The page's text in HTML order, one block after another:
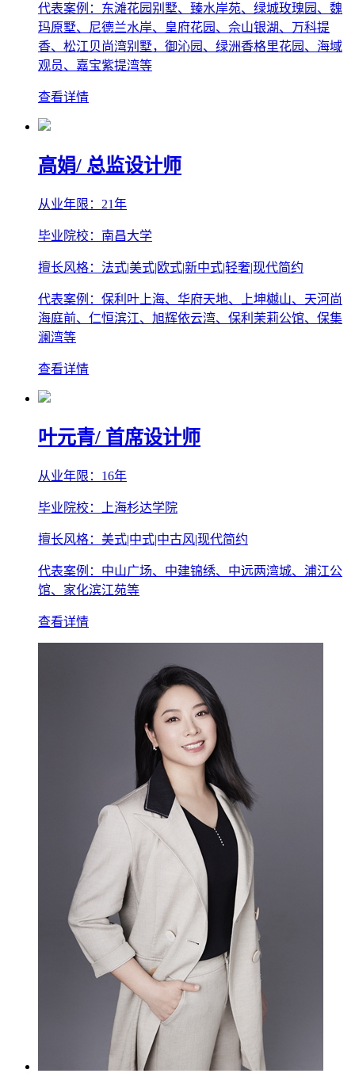
代表案例：东滩花园别墅、臻水岸苑、绿城玫瑰园、魏
玛原墅、尼德兰水岸、皇府花园、佘山银湖、万科提
香、松江贝尚湾别墅，御沁园、绿洲香格里花园、海域
观员、嘉宝紫提湾等
查看详情
高娟/ 总监设计师
从业年限：21年
毕业院校：南昌大学
擅长风格：法式|美式|欧式|新中式|轻奢|现代简约
代表案例：保利叶上海、华府天地、上坤樾山、天河尚
海庭前、仁恒滨江、旭辉依云湾、保利茉莉公馆、保集
澜湾等
查看详情
叶元青/ 首席设计师
从业年限：16年
毕业院校：上海杉达学院
擅长风格：美式|中式|中古风|现代简约
代表案例：中山广场、中建锦绣、中远两湾城、浦江公
馆、家化滨江苑等
查看详情